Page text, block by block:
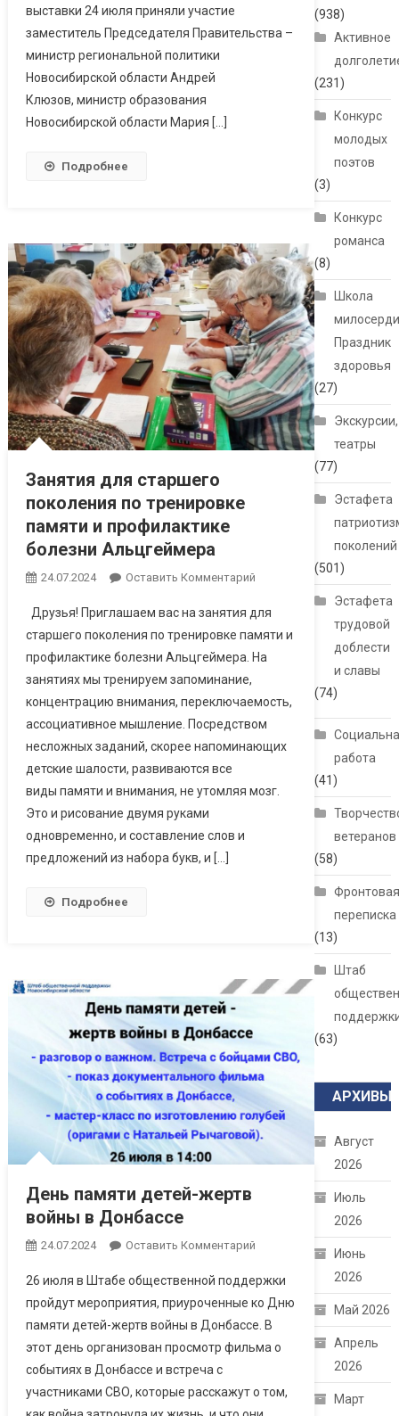
выставки 24 июля приняли участие
заместитель Председателя Правительства –
министр региональной политики
Новосибирской области Андрей
Клюзов, министр образования
Новосибирской области Мария […]
Подробнее
Занятия для старшего
поколения по тренировке
памяти и профилактике
болезни Альцгеймера
24.07.2024 Оставить Комментарий
Друзья! Приглашаем вас на занятия для
старшего поколения по тренировке памяти и
профилактике болезни Альцгеймера. На
занятиях мы тренируем запоминание,
концентрацию внимания, переключаемость,
ассоциативное мышление. Посредством
несложных заданий, скорее напоминающих
детские шалости, развиваются все
виды памяти и внимания, не утомляя мозг.
Это и рисование двумя руками
одновременно, и составление слов и
предложений из набора букв, и […]
Подробнее
День памяти детей-жертв
войны в Донбассе
24.07.2024 Оставить Комментарий
26 июля в Штабе общественной поддержки
пройдут мероприятия, приуроченные ко Дню
памяти детей-жертв войны в Донбассе. В
этот день организован просмотр фильма о
событиях в Донбассе и встреча с
участниками СВО, которые расскажут о том,
(938)
Активное
(231)
Конкурс
молодых
поэтов
(3)
Конкурс
романса
(8)
Школа
Праздник
здоровья
(27)
Экскурсии,
театры
(77)
Эстафета
поколений
(501)
Эстафета
трудовой
доблести
и славы
(74)
работа
(41)
ветеранов
(58)
переписка
(13)
Штаб
(63)
АРХИВЫ
Август
2026
Июль
2026
Июнь
2026
Май 2026
Апрель
2026
Март